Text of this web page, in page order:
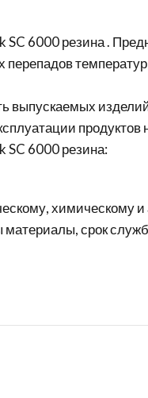
SC 6000 резина .
перепадов
продуктов
6000 резина:
химическому
срок